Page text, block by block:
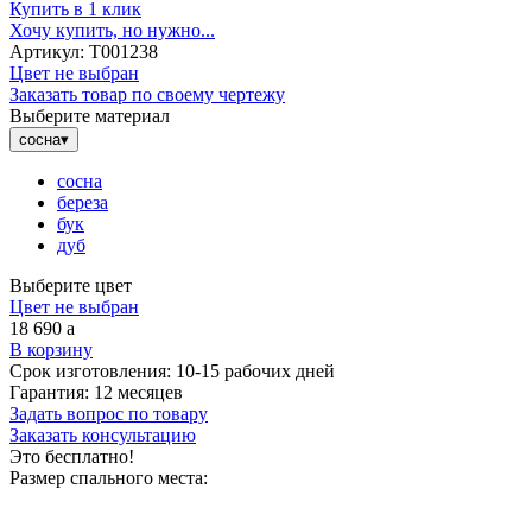
Купить в 1 клик
Хочу купить, но нужно...
Артикул: Т001238
Цвет не выбран
Заказать товар по своему чертежу
Выберите материал
сосна▾
сосна
береза
бук
дуб
Выберите цвет
Цвет не выбран
18 690 a
В корзину
Срок изготовления: 10-15 рабочих дней
Гарантия: 12 месяцев
Задать вопрос по товару
Заказать консультацию
Это бесплатно!
Размер спального места: